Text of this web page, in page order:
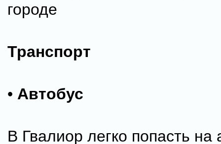
городе
Транспорт
• Автобус
В Гвалиор легко попасть на